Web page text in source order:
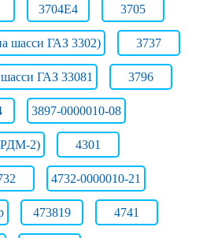
3704Е4 3705
шасси ГАЗ 3302) 3737
ГАЗ 33081 3796
3897-0000010-08
2) 4301
4732-0000010-21
473819 4741